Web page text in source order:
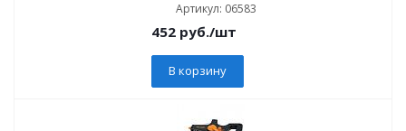
Артикул: 06583
452 руб./шт
В корзину